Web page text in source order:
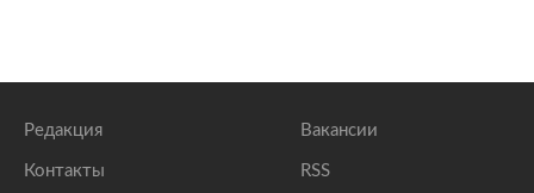
Редакция
Контакты
Вакансии
RSS